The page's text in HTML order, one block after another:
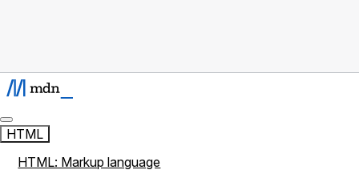
HTML
HTML: Markup language